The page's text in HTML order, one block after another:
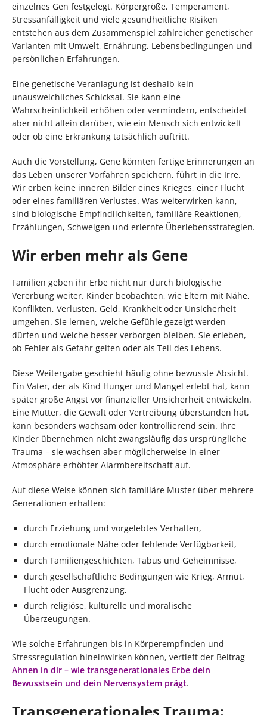
einzelnes Gen festgelegt. Körpergröße, Temperament,
Stressanfälligkeit und viele gesundheitliche Risiken
entstehen aus dem Zusammenspiel zahlreicher genetischer
Varianten mit Umwelt, Ernährung, Lebensbedingungen und
persönlichen Erfahrungen.
Eine genetische Veranlagung ist deshalb kein
unausweichliches Schicksal. Sie kann eine
Wahrscheinlichkeit erhöhen oder vermindern, entscheidet
aber nicht allein darüber, wie ein Mensch sich entwickelt
oder ob eine Erkrankung tatsächlich auftritt.
Auch die Vorstellung, Gene könnten fertige Erinnerungen an
das Leben unserer Vorfahren speichern, führt in die Irre.
Wir erben keine inneren Bilder eines Krieges, einer Flucht
oder eines familiären Verlustes. Was weiterwirken kann,
sind biologische Empfindlichkeiten, familiäre Reaktionen,
Erzählungen, Schweigen und erlernte Überlebensstrategien.
Wir erben mehr als Gene
Familien geben ihr Erbe nicht nur durch biologische
Vererbung weiter. Kinder beobachten, wie Eltern mit Nähe,
Konflikten, Verlusten, Geld, Krankheit oder Unsicherheit
umgehen. Sie lernen, welche Gefühle gezeigt werden
dürfen und welche besser verborgen bleiben. Sie erleben,
ob Fehler als Gefahr gelten oder als Teil des Lebens.
Diese Weitergabe geschieht häufig ohne bewusste Absicht.
Ein Vater, der als Kind Hunger und Mangel erlebt hat, kann
später große Angst vor finanzieller Unsicherheit entwickeln.
Eine Mutter, die Gewalt oder Vertreibung überstanden hat,
kann besonders wachsam oder kontrollierend sein. Ihre
Kinder übernehmen nicht zwangsläufig das ursprüngliche
Trauma – sie wachsen aber möglicherweise in einer
Atmosphäre erhöhter Alarmbereitschaft auf.
Auf diese Weise können sich familiäre Muster über mehrere
Generationen erhalten:
durch Erziehung und vorgelebtes Verhalten,
durch emotionale Nähe oder fehlende Verfügbarkeit,
durch Familiengeschichten, Tabus und Geheimnisse,
durch gesellschaftliche Bedingungen wie Krieg, Armut,
Flucht oder Ausgrenzung,
durch religiöse, kulturelle und moralische
Überzeugungen.
Wie solche Erfahrungen bis in Körperempfinden und
Stressregulation hineinwirken können, vertieft der Beitrag
Ahnen in dir – wie transgenerationales Erbe dein
Bewusstsein und dein Nervensystem prägt.